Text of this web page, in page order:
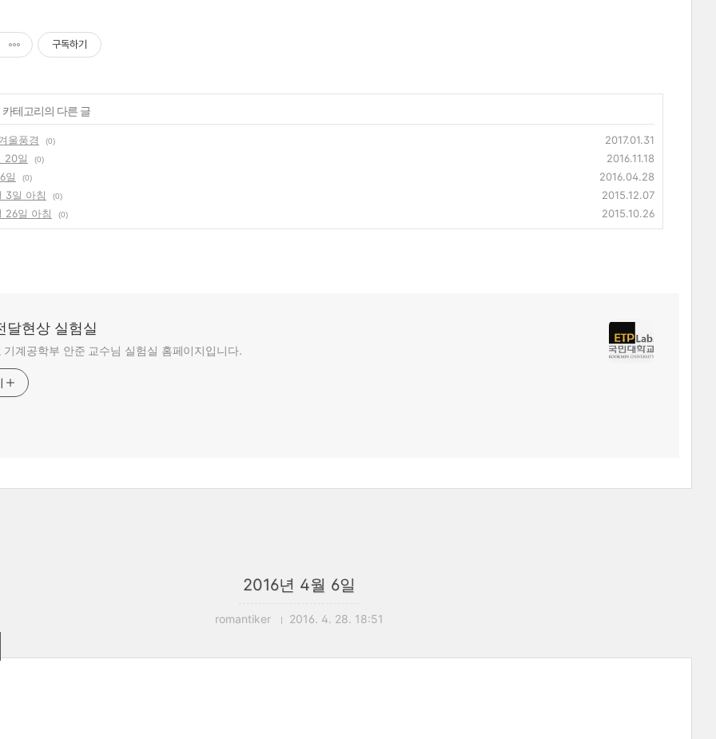
구독하기
' 카테고리의 다른 글
울풍경 (0)
2017.01.31
20일
(0)
2016.11.18
일
(0)
2016.04.28
3일 아침
(0)
2015.12.07
26일 아침
(0) 2015.10.26
달현상 실험실
기계공학부 안준 교수님 실험실 홈페이지입니다.
2016년 4월 6일
romantiker 2016. 4. 28. 18:51